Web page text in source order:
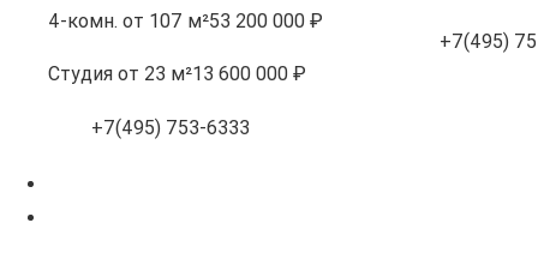
4-комн. от 107 м²53 200 000 ₽
Студия от 23 м²13 600 000 ₽
+7(495) 753-6333
+7(495)